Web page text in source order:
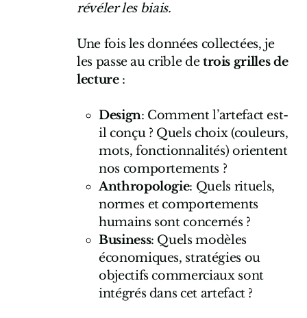
révéler les biais.
Une fois les données collectées, je
les passe au crible detrois grilles de
lecture:
Design: Comment l’artefact est-
il conçu ? Quels choix (couleurs,
mots, fonctionnalités) orientent
nos comportements ?
Anthropologie: Quels rituels,
normes et comportements
humains sont concernés ?
Business: Quels modèles
économiques, stratégies ou
objectifs commerciaux sont
intégrés dans cet artefact ?